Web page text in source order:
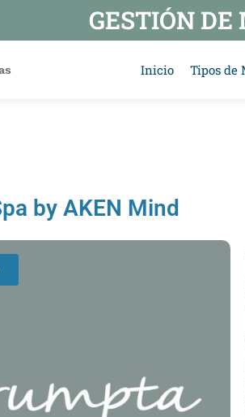
GESTIÓN
Inicio Tipos de
by AKEN Mind